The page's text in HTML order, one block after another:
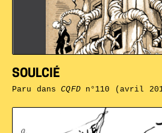
SOULCIÉ
Paru dansCQFDn°110 (avril